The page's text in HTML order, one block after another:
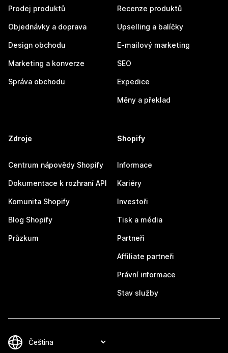
Prodej produktů
Objednávky a doprava
Design obchodu
Marketing a konverze
Správa obchodu
Recenze produktů
Upselling a balíčky
E-mailový marketing
SEO
Expedice
Měny a překlad
Zdroje
Centrum nápovědy Shopify
Dokumentace k rozhraní API
Komunita Shopify
Blog Shopify
Průzkum
Shopify
Informace
Kariéry
Investoři
Tisk a média
Partneři
Affiliate partneři
Právní informace
Stav služby